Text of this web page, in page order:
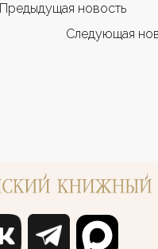
Предыдущая новость
Следующая